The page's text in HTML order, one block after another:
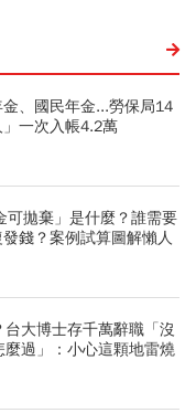
、國民年金...勞保局14
一次入帳4.2萬
可拋棄」是什麼？誰需要
錢？案例試算圖解懶人
大博士存千萬辭職「沒
過」：小心這顆地雷燒